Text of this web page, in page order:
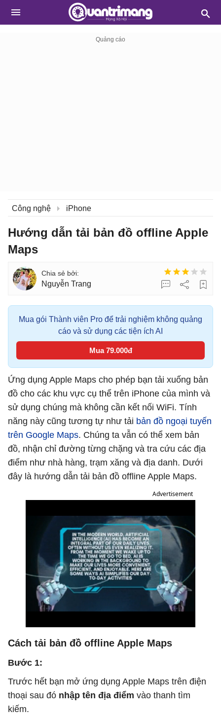
Công nghệ iPhone
Hướng dẫn tải bản đồ offline Apple
Maps
Nguyễn Trang
Mua gói Thành viên Pro để trải nghiệm không quảng
cáo và sử dụng các tiện ích AI
Mua 79.000đ
Ứng dụng Apple Maps cho phép bạn tải xuống bản
đồ cho các khu vực cụ thể trên iPhone của mình và
sử dụng chúng mà không cần kết nối WiFi. Tính
năng này cũng tương tự như tải bản đồ ngoại tuyến
trên Google Maps. Chúng ta vẫn có thể xem bản
đồ, nhận chỉ đường từng chặng và tra cứu các địa
điểm như nhà hàng, trạm xăng và địa danh. Dưới
đây là hướng dẫn tải bản đồ offline Apple Maps.
Advertisement
Cách tải bản đồ offline Apple Maps
Bước 1:
Trước hết bạn mở ứng dụng Apple Maps trên điện
thoại sau đó nhập tên địa điểm vào thanh tìm
kiếm.